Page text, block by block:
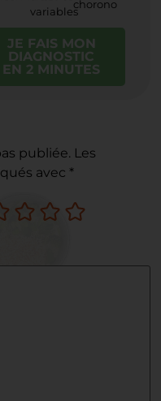
variables
chorono
JE FAIS MON
DIAGNOSTIC
EN 2 MINUTES
publiée. Les
avec *